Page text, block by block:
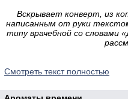
Вскрывает конверт, из
написанным от руки
типу врачебной со словами
Смотреть текст полностью